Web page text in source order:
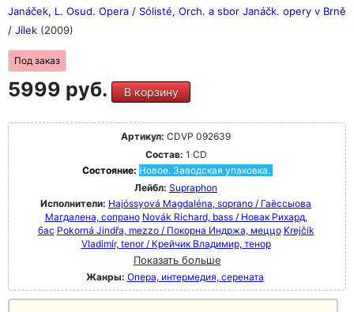
Janáček, L. Osud. Opera / Sólisté, Orch. a sbor Janáčk. opery v Brně
/ Jílek (2009)
Под заказ
5999 руб. В корзину
Артикул: CDVP 092639
Состав: 1 CD
Состояние: Новое. Заводская упаковка.
Лейбл: Supraphon
Исполнители: Hajóssyová Magdaléna, soprano / Гаёссыова
Магдалена, сопрано Novák Richard, bass / Новак Рихард,
бас Pokorná Jindřa, mezzo / Покорна Индржа, меццо Krejčík
Vladimír, tenor / Крейчик Владимир, тенор
Показать больше
Жанры: Опера, интермедия, серената